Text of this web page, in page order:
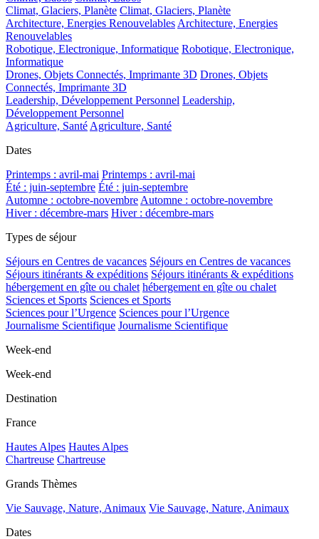
Climat, Glaciers, Planète Climat, Glaciers, Planète
Architecture, Energies Renouvelables Architecture, Energies
Renouvelables
Robotique, Electronique, Informatique Robotique, Electronique,
Informatique
Drones, Objets Connectés, Imprimante 3D Drones, Objets
Connectés, Imprimante 3D
Leadership, Développement Personnel Leadership,
Développement Personnel
Agriculture, Santé Agriculture, Santé
Dates
Printemps : avril-mai Printemps : avril-mai
Été : juin-septembre Été : juin-septembre
Automne : octobre-novembre Automne : octobre-novembre
Hiver : décembre-mars Hiver : décembre-mars
Types de séjour
Séjours en Centres de vacances Séjours en Centres de vacances
Séjours itinérants & expéditions Séjours itinérants & expéditions
hébergement en gîte ou chalet hébergement en gîte ou chalet
Sciences et Sports Sciences et Sports
Sciences pour l’Urgence Sciences pour l’Urgence
Journalisme Scientifique Journalisme Scientifique
Week-end
Week-end
Destination
France
Hautes Alpes Hautes Alpes
Chartreuse Chartreuse
Grands Thèmes
Vie Sauvage, Nature, Animaux Vie Sauvage, Nature, Animaux
Dates